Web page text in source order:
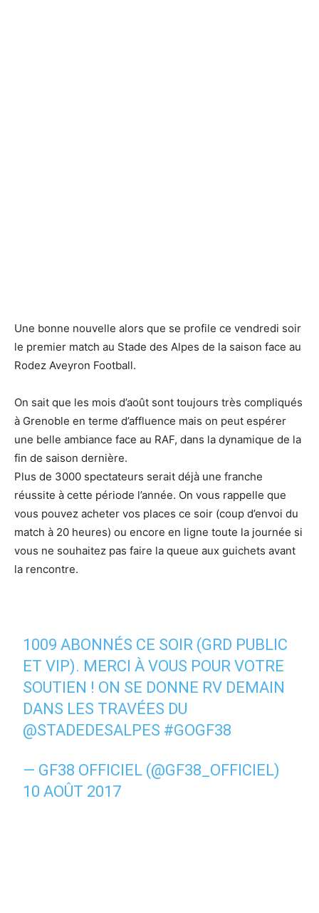
Une bonne nouvelle alors que se profile ce vendredi soir
le premier match au Stade des Alpes de la saison face au
Rodez Aveyron Football.
On sait que les mois d’août sont toujours très compliqués
à Grenoble en terme d’affluence mais on peut espérer
une belle ambiance face au RAF, dans la dynamique de la
fin de saison dernière.
Plus de 3000 spectateurs serait déjà une franche
réussite à cette période l’année. On vous rappelle que
vous pouvez acheter vos places ce soir (coup d’envoi du
match à 20 heures) ou encore en ligne toute la journée si
vous ne souhaitez pas faire la queue aux guichets avant
la rencontre.
1009 ABONNÉS CE SOIR (GRD PUBLIC
ET VIP). MERCI À VOUS POUR VOTRE
SOUTIEN ! ON SE DONNE RV DEMAIN
DANS LES TRAVÉES DU
@STADEDESALPES #GOGF38
— GF38 OFFICIEL (@GF38_OFFICIEL)
10 AOÛT 2017